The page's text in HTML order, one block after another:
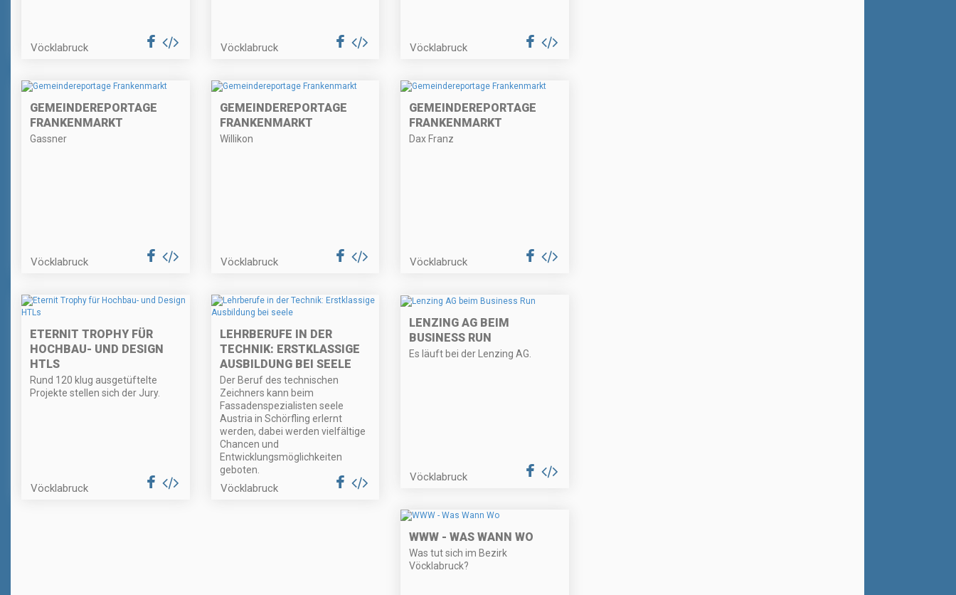
Vöcklabruck Vöcklabruck Vöcklabruck
GEMEINDEREPORTAGE
FRANKENMARKT
Gassner
Vöcklabruck
GEMEINDEREPORTAGE
FRANKENMARKT
Willikon
Vöcklabruck
GEMEINDEREPORTAGE
FRANKENMARKT
Dax Franz
Vöcklabruck
ETERNIT TROPHY FÜR
HOCHBAU- UND DESIGN
HTLS
Rund 120 klug ausgetüftelte
Projekte stellen sich der Jury.
Vöcklabruck
LEHRBERUFE IN DER
TECHNIK: ERSTKLASSIGE
AUSBILDUNG BEI SEELE
Der Beruf des technischen
Zeichners kann beim
Fassadenspezialisten seele
Austria in Schörfling erlernt
werden, dabei werden vielfältige
Chancen und
Entwicklungsmöglichkeiten
geboten.
Vöcklabruck
LENZING AG BEIM
BUSINESS RUN
Es läuft bei der Lenzing AG.
Vöcklabruck
WWW - WAS WANN WO
Was tut sich im Bezirk
Vöcklabruck?